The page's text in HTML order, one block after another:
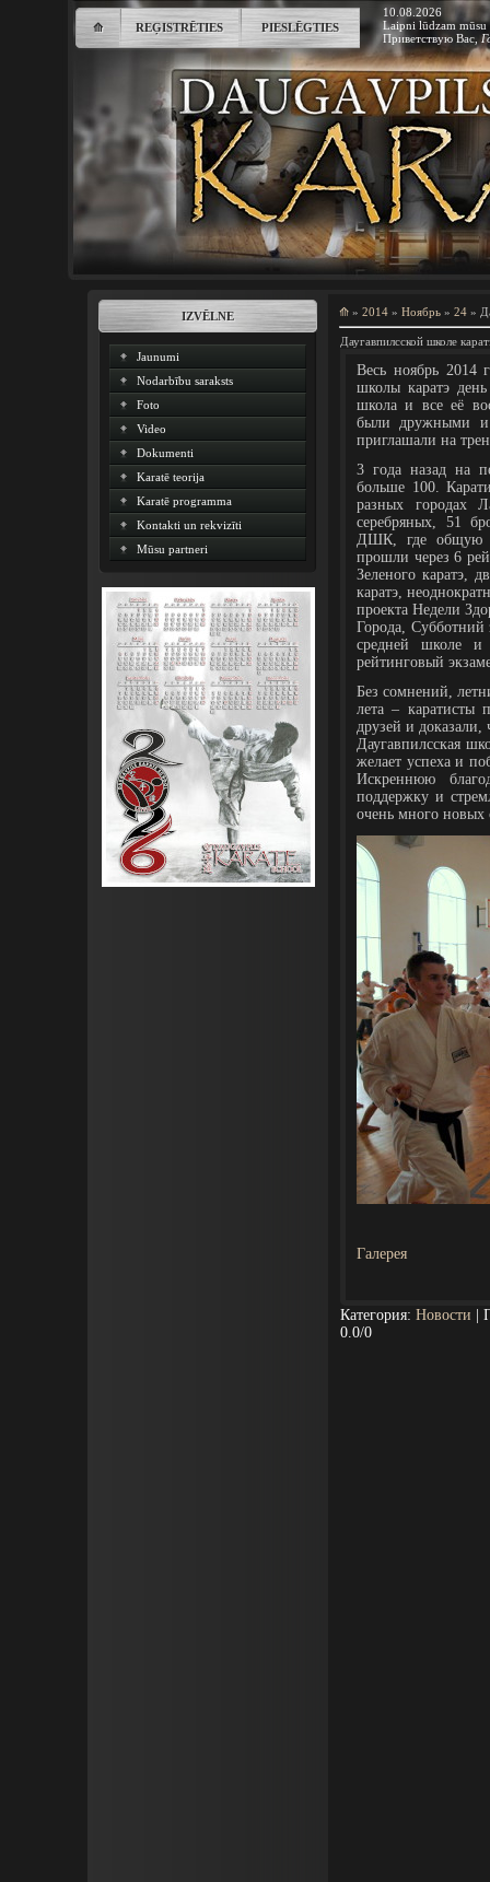
⟰ REĢISTRĒTIES PIESLĒGTIES
10.08.2026
Laipni lūdzam mūsu
Приветствую Вас ,
IZVĒLNE
Jaunumi
Nodarbību saraksts
Foto
Video
Dokumenti
Karatē teorija
Karatē programma
Kontakti un rekvizīti
Mūsu partneri
⟰ » 2014 » Ноябрь » 24 »
Даугавпилсской школе
Весь ноябрь 2014
школы каратэ
школа и все её
были дружными и
приглашали на
3 года назад на
больше 100.
разных городах
серебряных, 51
ДШК, где общую
прошли через 6
Зеленого каратэ,
каратэ,
проекта Недели
Города, Субботний
средней школе
рейтинговый
Без сомнений,
лета – каратисты
друзей и
Даугавпилсская
желает успеха и
Искреннюю
поддержку и
очень много новых
Галерея
Категория: Новости
0.0/0